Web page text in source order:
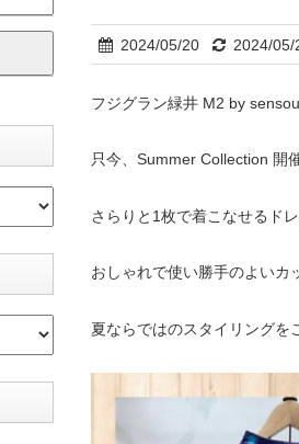
2024/05/20 2024/05/
フジグラン緑井 M2 by
只今、Summer Collection 開
さらりと1枚で着こなせるド
おしゃれで使い勝手のよいカ
夏ならではのスタイリングを